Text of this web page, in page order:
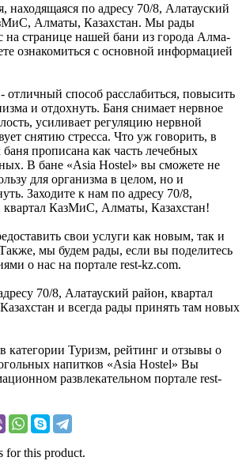
находящаяся по адресу 70/8, Алатауский
Алматы, Казахстан. Мы рады
на странице нашей бани из города Алма-
ознакомиться с основной информацией
отличный способ расслабиться, повысить
и отдохнуть. Баня снимает нервное
усиливает регуляцию нервной
снятию стресса. Что уж говорить, в
прописана как часть лечебных
В бане «Asia Hostel» вы сможете не
для организма в целом, но и
Заходите к нам по адресу 70/8,
квартал КазМиС, Алматы, Казахстан!
свои услуги как новым, так и
мы будем рады, если вы поделитесь
о нас на портале rest-kz.com.
70/8, Алатауский район, квартал
и всегда рады принять там новых
Туризм, рейтинг и отзывы о
напитков «Asia Hostel» Вы
развлекательном портале rest-
for this product.